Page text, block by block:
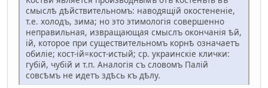
смыслѣ дѣйствительномъ: наводящій окостененіе,
т.е. холодъ, зима; но это этимологія совершенно
неправильная, извращающая смыслъ окончанія ѣй,
ій, которое при существительномъ корнѣ означаетъ
обиліе; кост-ій=кост-истый; ср. украинскіе клички:
губій, чубій и т.п. Аналогія съ словомъ Палій
совсѣмъ не идетъ здѣсь къ дѣлу.